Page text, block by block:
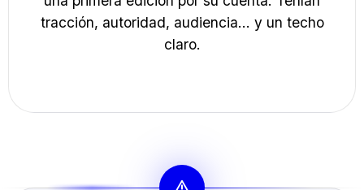
tracción, autoridad, audiencia… y un techo
claro.